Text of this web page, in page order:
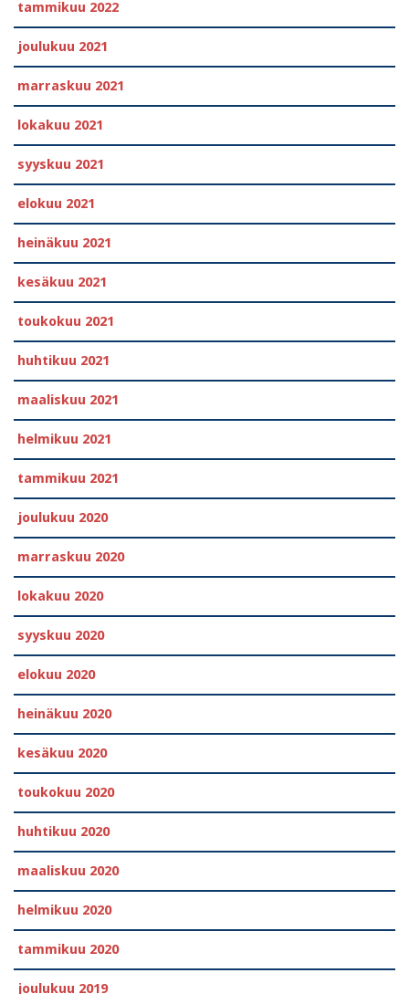
tammikuu 2022
joulukuu 2021
marraskuu 2021
lokakuu 2021
syyskuu 2021
elokuu 2021
heinäkuu 2021
kesäkuu 2021
toukokuu 2021
huhtikuu 2021
maaliskuu 2021
helmikuu 2021
tammikuu 2021
joulukuu 2020
marraskuu 2020
lokakuu 2020
syyskuu 2020
elokuu 2020
heinäkuu 2020
kesäkuu 2020
toukokuu 2020
huhtikuu 2020
maaliskuu 2020
helmikuu 2020
tammikuu 2020
joulukuu 2019